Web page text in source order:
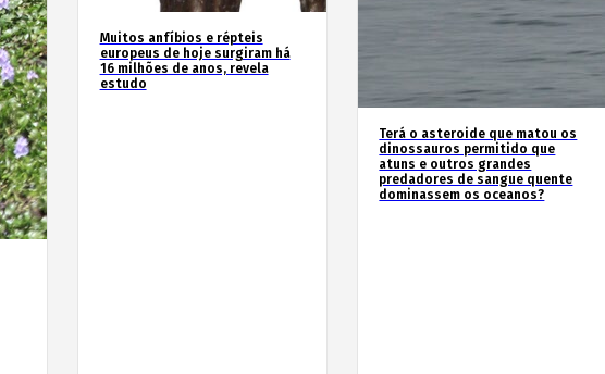
Muitos anfíbios e répteis
europeus de hoje surgiram há
16 milhões de anos, revela
estudo
Terá o asteroide que matou os
dinossauros permitido que
atuns e outros grandes
predadores de sangue quente
dominassem os oceanos?